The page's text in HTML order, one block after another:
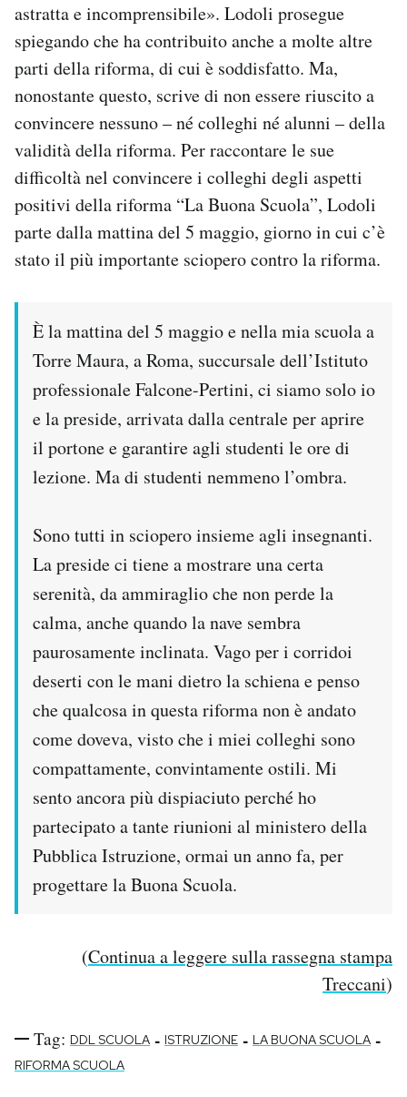
astratta e incomprensibile». Lodoli prosegue
spiegando che ha contribuito anche a molte altre
parti della riforma, di cui è soddisfatto. Ma,
nonostante questo, scrive di non essere riuscito a
convincere nessuno – né colleghi né alunni – della
validità della riforma. Per raccontare le sue
difficoltà nel convincere i colleghi degli aspetti
positivi della riforma “La Buona Scuola”, Lodoli
parte dalla mattina del 5 maggio, giorno in cui c’è
stato il più importante sciopero contro la riforma.
È la mattina del 5 maggio e nella mia scuola a
Torre Maura, a Roma, succursale dell’Istituto
professionale Falcone-Pertini, ci siamo solo io
e la preside, arrivata dalla centrale per aprire
il portone e garantire agli studenti le ore di
lezione. Ma di studenti nemmeno l’ombra.
Sono tutti in sciopero insieme agli insegnanti.
La preside ci tiene a mostrare una certa
serenità, da ammiraglio che non perde la
calma, anche quando la nave sembra
paurosamente inclinata. Vago per i corridoi
deserti con le mani dietro la schiena e penso
che qualcosa in questa riforma non è andato
come doveva, visto che i miei colleghi sono
compattamente, convintamente ostili. Mi
sento ancora più dispiaciuto perché ho
partecipato a tante riunioni al ministero della
Pubblica Istruzione, ormai un anno fa, per
progettare la Buona Scuola.
(Continua a leggere sulla rassegna stampa
Treccani)
Tag: DDL SCUOLA - ISTRUZIONE - LA BUONA SCUOLA -
RIFORMA SCUOLA